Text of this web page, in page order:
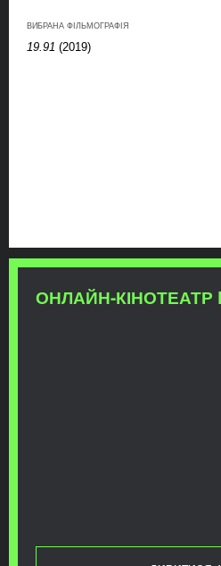
ВИБРАНА ФІЛЬМОГРАФІЯ
19.91 (2019)
ОНЛАЙН-КІНОТЕАТР